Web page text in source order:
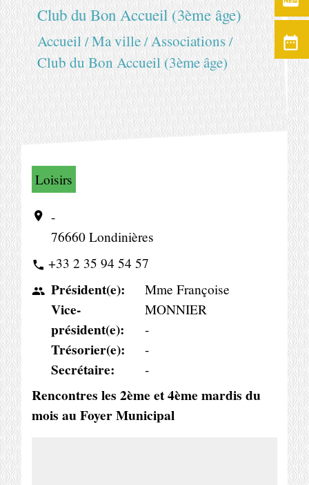
Club du Bon Accueil (3ème âge)
Accueil/Ma ville/Associations/
Club du Bon Accueil (3ème âge)
Loisirs
location_on
-
76660 Londinières
phone +33 2 35 94 54 57
people Président(e):
Vice-
président(e):
Trésorier(e):
Secrétaire:
Mme Françoise
MONNIER
-
-
-
Rencontres les 2ème et 4ème mardis du
mois au Foyer Municipal
date_range